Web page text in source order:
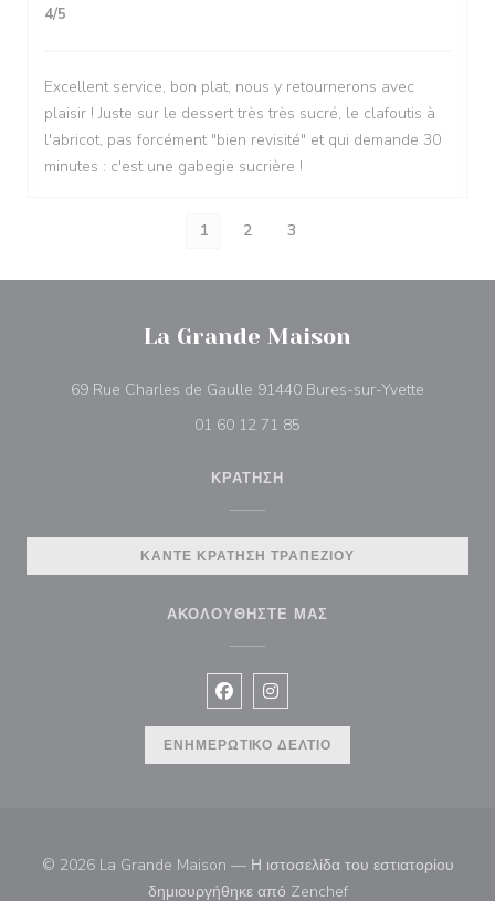
4/5
Excellent service, bon plat, nous y retournerons avec
plaisir ! Juste sur le dessert très très sucré, le clafoutis à
l'abricot, pas forcément "bien revisité" et qui demande 30
minutes : c'est une gabegie sucrière !
1 2 3
La Grande Maison
69 Rue Charles de Gaulle 91440 Bures-sur-Yvette
01 60 12 71 85
ΚΡΆΤΗΣΗ
ΚΆΝΤΕ ΚΡΆΤΗΣΗ ΤΡΑΠΕΖΙΟΎ
ΑΚΟΛΟΥΘΉΣΤΕ ΜΑΣ
Facebook ((ανοίγει σε νέο
Instagram ((ανοίγει σε νέο
ΕΝΗΜΕΡΩΤΙΚΌ ΔΕΛΤΊΟ
© 2026 La Grande Maison — Η ιστοσελίδα του εστιατορίου
δημιουργήθηκε από Zenchef((ανοίγει σε νέο